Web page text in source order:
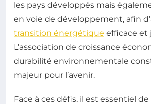
les pays développés mais
en voie de développement, afin
transition énergétique efficace et
L’association de croissance
durabilité environnementale
majeur pour l’avenir.
Face à ces défis, il est essentiel de